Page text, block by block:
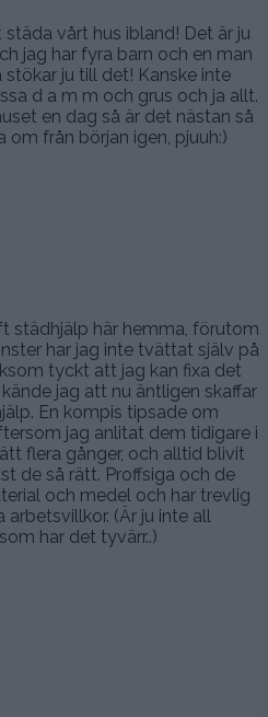
vårt hus ibland! Det är ju
jag har fyra barn och en man
ju till det! Kanske inte
d a m m och grus och ja allt.
en dag så är det nästan så
från början igen, pjuuh:)
städhjälp här hemma, förutom
har jag inte tvättat själv på
tyckt att jag kan fixa det
jag att nu äntligen skaffar
En kompis tipsade om
jag anlitat dem tidigare i
flera gånger, och alltid blivit
de så rätt. Proffsiga och de
och medel och har trevlig
arbetsvillkor. (Är ju inte all
har det tyvärr..)